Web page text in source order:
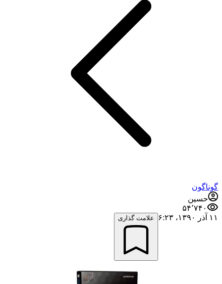
گوناگون
حسین
۵۴٬۷۴۰
۱۱ آذر ۱۳۹۰،‏ ۶:۲۳
علامت گذاری